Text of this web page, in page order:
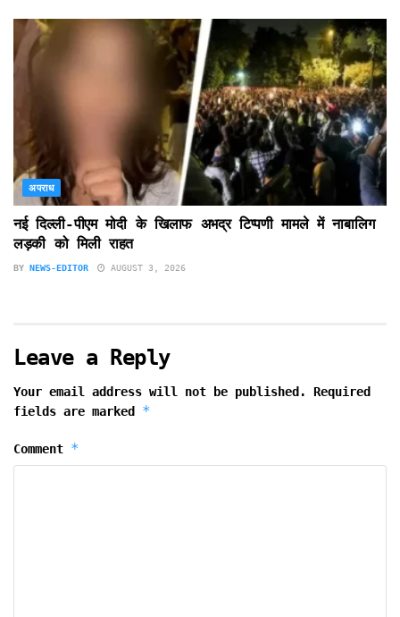
अपराध
नई दिल्ली-पीएम मोदी के खिलाफ अभद्र टिप्पणी मामले में नाबालिग
लड़की को मिली राहत
BY NEWS-EDITOR AUGUST 3, 2026
Leave a Reply
Your email address will not be published.
Required
fields are marked *
Comment *